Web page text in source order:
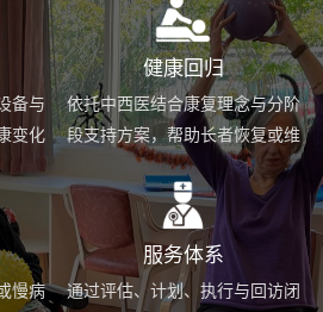
备与
变化
。
健康回归
依托中西医结合康复理念与分阶
段支持方案，帮助长者恢复或维
持身体功能，提升生活便利度。
慢病
服务体系
通过评估、计划、执行与回访闭